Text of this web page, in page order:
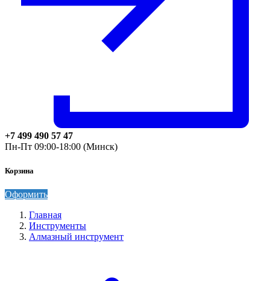
+7 499 490 57 47
Пн-Пт 09:00-18:00 (Минск)
Корзина
Оформить
Главная
Инструменты
Алмазный инструмент